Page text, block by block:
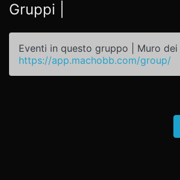
Gruppi |
Eventi in questo gruppo | Muro dei
https://app.machobb.com/group/